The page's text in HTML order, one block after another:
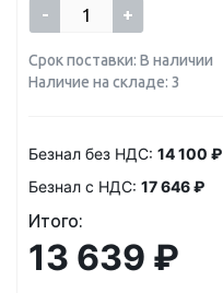
- +
Срок поставки: В наличии
Наличие на складе: 3
Безнал без НДС: 14 100 ₽
Безнал с НДС: 17 646 ₽
Итого:
13 639 ₽